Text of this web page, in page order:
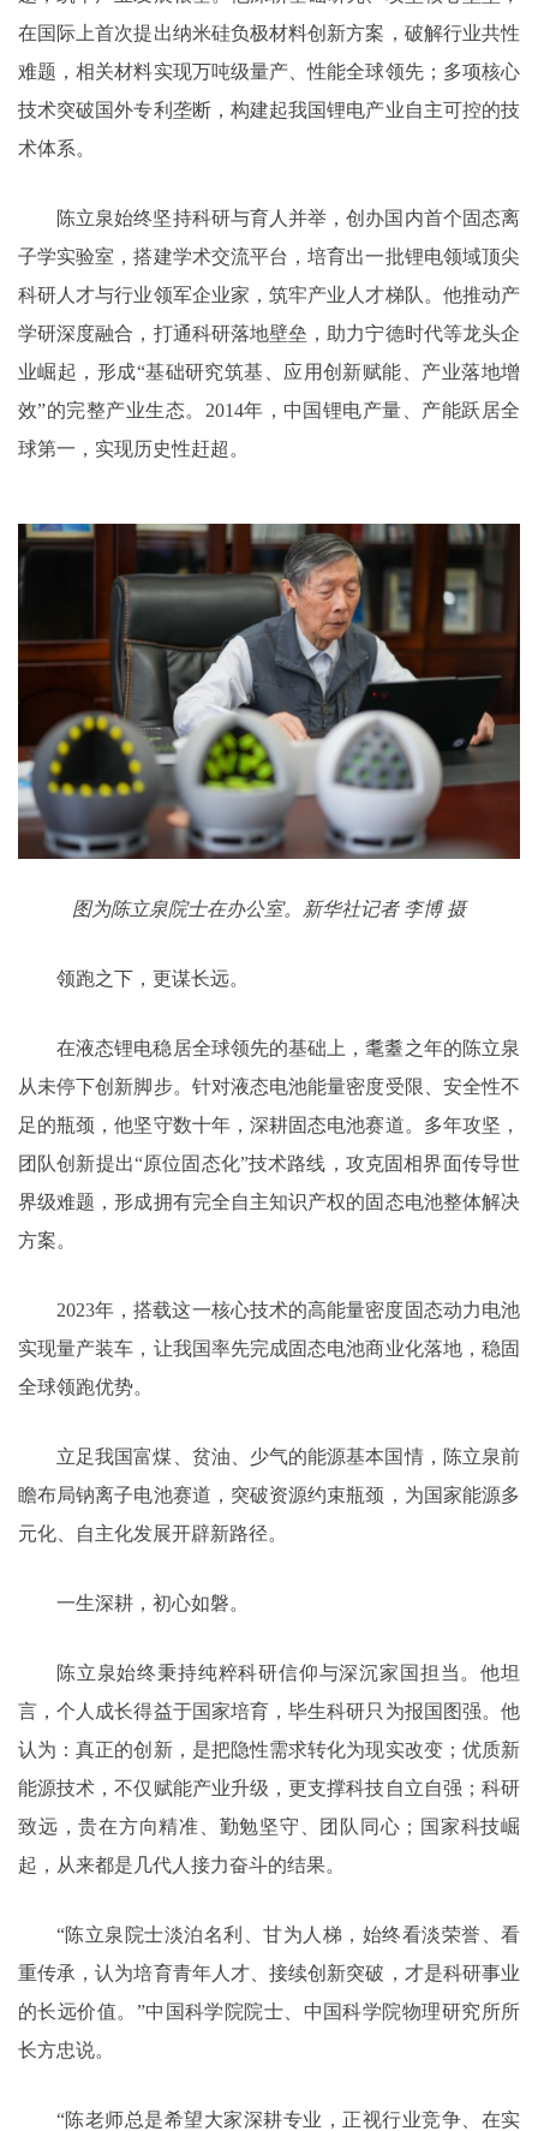
在国际上首次提出纳米硅负极材料创新方案，破解行业共性
难题，相关材料实现万吨级量产、性能全球领先；多项核心
技术突破国外专利垄断，构建起我国锂电产业自主可控的技
术体系。
陈立泉始终坚持科研与育人并举，创办国内首个固态离
子学实验室，搭建学术交流平台，培育出一批锂电领域顶尖
科研人才与行业领军企业家，筑牢产业人才梯队。他推动产
学研深度融合，打通科研落地壁垒，助力宁德时代等龙头企
业崛起，形成“基础研究筑基、应用创新赋能、产业落地增
效”的完整产业生态。2014年，中国锂电产量、产能跃居全
球第一，实现历史性赶超。
图为陈立泉院士在办公室。新华社记者 李博 摄
领跑之下，更谋长远。
在液态锂电稳居全球领先的基础上，耄耋之年的陈立泉
从未停下创新脚步。针对液态电池能量密度受限、安全性不
足的瓶颈，他坚守数十年，深耕固态电池赛道。多年攻坚，
团队创新提出“原位固态化”技术路线，攻克固相界面传导世
界级难题，形成拥有完全自主知识产权的固态电池整体解决
方案。
2023年，搭载这一核心技术的高能量密度固态动力电池
实现量产装车，让我国率先完成固态电池商业化落地，稳固
全球领跑优势。
立足我国富煤、贫油、少气的能源基本国情，陈立泉前
瞻布局钠离子电池赛道，突破资源约束瓶颈，为国家能源多
元化、自主化发展开辟新路径。
一生深耕，初心如磐。
陈立泉始终秉持纯粹科研信仰与深沉家国担当。他坦
言，个人成长得益于国家培育，毕生科研只为报国图强。他
认为：真正的创新，是把隐性需求转化为现实改变；优质新
能源技术，不仅赋能产业升级，更支撑科技自立自强；科研
致远，贵在方向精准、勤勉坚守、团队同心；国家科技崛
起，从来都是几代人接力奋斗的结果。
“陈立泉院士淡泊名利、甘为人梯，始终看淡荣誉、看
重传承，认为培育青年人才、接续创新突破，才是科研事业
的长远价值。”中国科学院院士、中国科学院物理研究所所
长方忠说。
“陈老师总是希望大家深耕专业，正视行业竞争、在实